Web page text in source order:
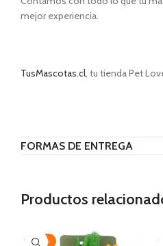
mejor experiencia.
TusMascotas.cl, tu tienda Pet
FORMAS DE ENTREGA
Productos
-20%